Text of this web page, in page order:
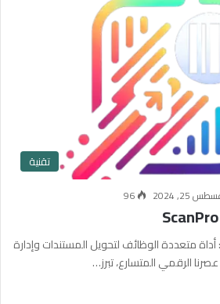
تقنية
25, 2024
96
تطبيق ScanPro QR & PDF: أداة متعددة الوظائف لتحويل المستندات وإدارة
الرقمي المتسارع، تبرز…